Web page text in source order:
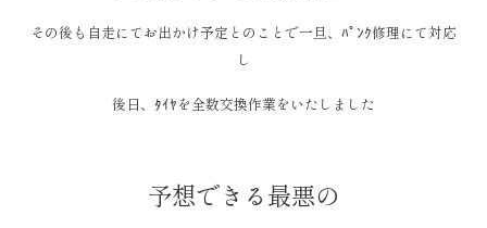
その後も自走にてお出かけ予定とのことで一旦、ﾊﾟﾝｸ修理にて対応
し
後日、ﾀｲﾔを全数交換作業をいたしました
予想できる最悪の